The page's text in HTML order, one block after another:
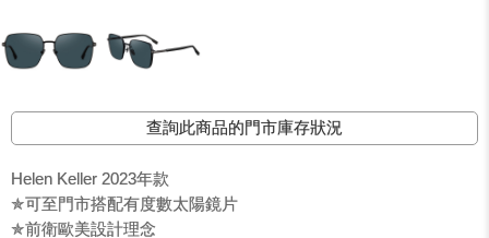
查詢此商品的門市庫存狀況
Helen Keller 2023年款
✯可至門市搭配有度數太陽鏡片
✯前衛歐美設計理念